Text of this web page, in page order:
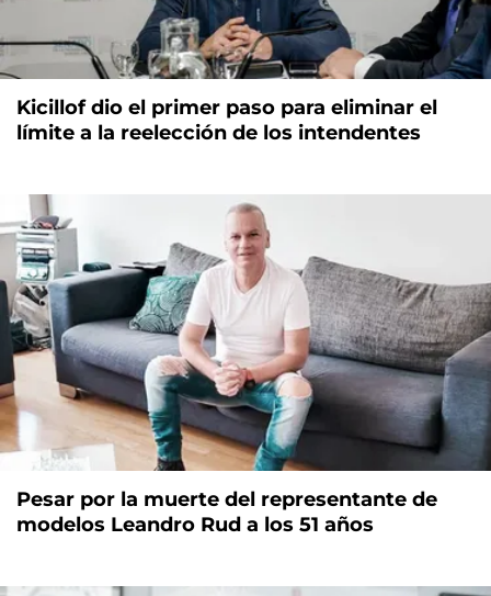
Kicillof dio el primer paso para eliminar el
límite a la reelección de los intendentes
Pesar por la muerte del representante de
modelos Leandro Rud a los 51 años